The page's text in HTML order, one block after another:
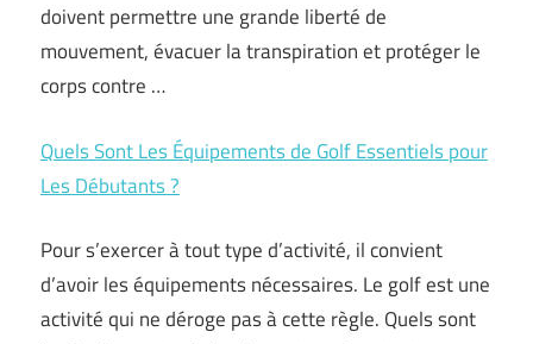
doivent permettre une grande liberté de
mouvement, évacuer la transpiration et protéger le
corps contre …
Quels Sont Les Équipements de Golf Essentiels pour
Les Débutants ?
Pour s’exercer à tout type d’activité, il convient
d’avoir les équipements nécessaires. Le golf est une
activité qui ne déroge pas à cette règle. Quels sont